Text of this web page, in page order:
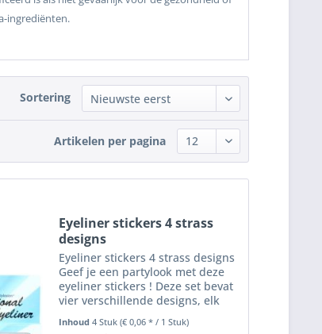
ingrediënten.
Sortering
Artikelen per pagina
Eyeliner stickers 4 strass
designs
Eyeliner stickers 4 strass designs
Geef je een partylook met deze
eyeliner stickers ! Deze set bevat
vier verschillende designs, elk
steentjes voor een opvallend
Inhoud4 Stuk(€ 0,06 * / 1 Stuk)